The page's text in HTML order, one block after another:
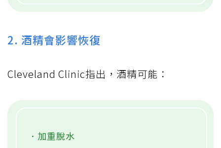
2. 酒精會影響恢復
Cleveland Clinic指出，酒精可能：
．加重脫水